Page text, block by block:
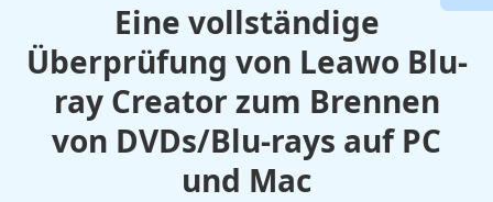
Eine vollständige
Überprüfung von Leawo Blu-
ray Creator zum Brennen
von DVDs/Blu-rays auf PC
und Mac